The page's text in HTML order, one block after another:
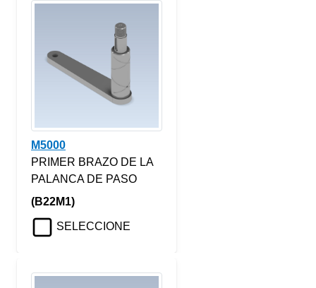
M5000
PRIMER BRAZO DE LA
PALANCA DE PASO
(B22M1)
SELECCIONE